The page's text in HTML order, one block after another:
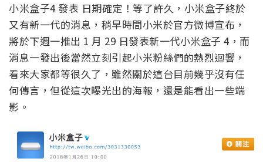
小米盒子4 發表 日期確定！等了許久，小米盒子終於
又有新一代的消息，稍早時間小米於官方微博宣布，
將於下週一推出 1 月 29 日發表新一代小米盒子 4，而
消息一發出後當然立刻引起小米粉絲們的熱烈迴響，
看來大家都等很久了，雖然關於這台目前幾乎沒有任
何傳言，但從這次曝光出的海報，還是能看出一些端
影。